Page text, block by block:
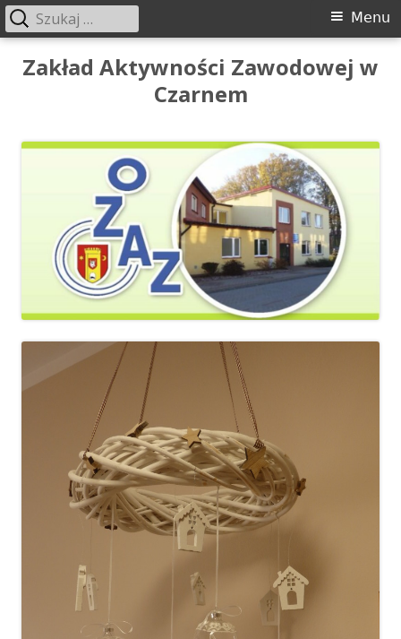
Przeskocz
Zakład Aktywności Zawodowej w
Czarnem
Menu
główne
Menu
Szukaj: